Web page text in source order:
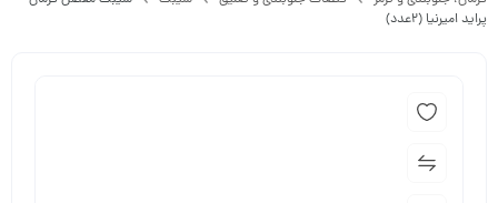
پراید امیرنیا (2عدد)